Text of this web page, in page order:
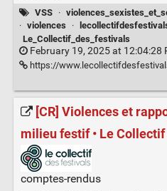
VSS ·
· violences ·
Le_Collectif_des_festivals
February 19, 2025 at 12:04:28
https://www.lecollectifdesfestivals.org/collectif/2025/02/communique-des-
[CR] Violences et
milieu festif • Le
comptes-rendus